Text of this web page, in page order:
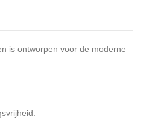
is ontworpen voor de moderne